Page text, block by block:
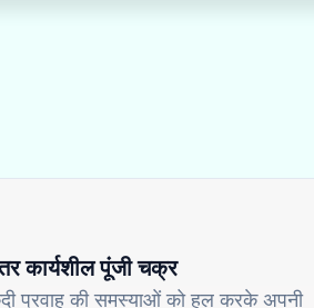
कार्यशील पूंजी चक्र
प्रवाह की समस्याओं को हल करके अपनी